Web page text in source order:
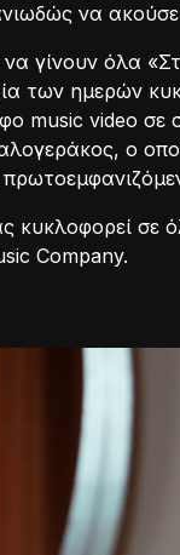
να
να γίνουν όλα
των ημερών
music video σε
ο
κυκλοφορεί
Company.